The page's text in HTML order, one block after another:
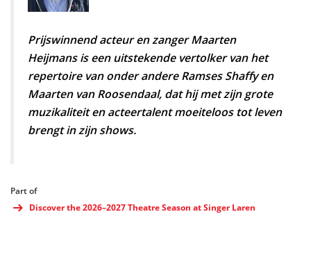
Prijswinnend acteur en zanger Maarten
Heijmans is een uitstekende vertolker van het
repertoire van onder andere Ramses Shaffy en
Maarten van Roosendaal, dat hij met zijn grote
muzikaliteit en acteertalent moeiteloos tot leven
brengt in zijn shows.
Part of
Discover the 2026–2027 Theatre Season at Singer Laren